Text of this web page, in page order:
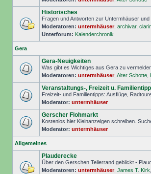
Historisches
Fragen und Antworten zur Untermhäuser
Moderatoren: untermhäuser, archivar,
Unterforum: Kalenderchronik
Gera
Gera-Neuigkeiten
Was gibt es Wichtiges aus Gera zu
Moderatoren: untermhäuser, Alter Schotte
Veranstaltungs-, Freizeit u.
Freizeit- und Familientipps: Ausflüge,
Moderator: untermhäuser
Gerscher Flohmarkt
Kostenlos hier Kleinanzeigen schreiben.
Moderator: untermhäuser
Allgemeines
Plauderecke
Über den Gerschen Tellerrand geblickt -
Moderatoren: untermhäuser, James T. Kirk